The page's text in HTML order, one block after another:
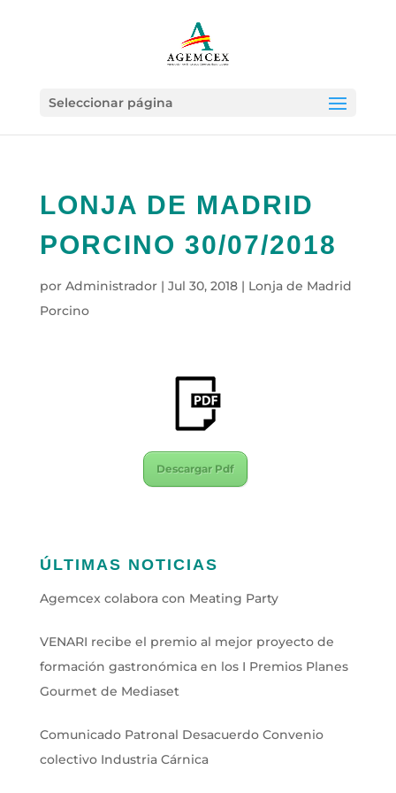
Seleccionar página
LONJA DE MADRID
PORCINO 30/07/2018
por Administrador| Jul 30, 2018| Lonja de Madrid
Porcino
Descargar Pdf
ÚLTIMAS NOTICIAS
Agemcex colabora con Meating Party
VENARI recibe el premio al mejor proyecto de
formación gastronómica en los I Premios Planes
Gourmet de Mediaset
Comunicado Patronal Desacuerdo Convenio
colectivo Industria Cárnica